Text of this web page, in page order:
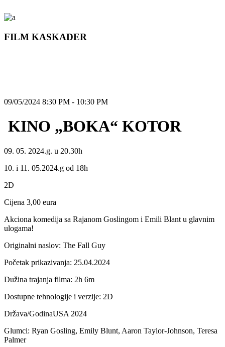
FILM KASKADER
09/05/2024 8:30 PM - 10:30 PM
KINO „BOKA“ KOTOR
09. 05. 2024.g. u 20.30h
10. i 11. 05.2024.g od 18h
2D
Cijena 3,00 eura
Akciona komedija sa Rajanom Goslingom i Emili Blant u glavnim
ulogama!
Originalni naslov: The Fall Guy
Početak prikazivanja: 25.04.2024
Dužina trajanja filma: 2h 6m
Dostupne tehnologije i verzije: 2D
Država/GodinaUSA 2024
Glumci: Ryan Gosling, Emily Blunt, Aaron Taylor-Johnson, Teresa
Palmer